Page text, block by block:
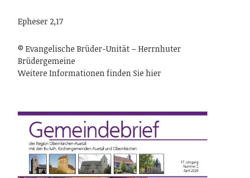
Epheser 2,17
© Evangelische Brüder-Unität – Herrnhuter
Brüdergemeine
Weitere Informationen finden Sie hier